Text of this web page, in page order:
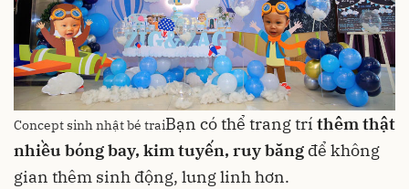
Concept sinh nhật bé traiBạn có thể trang trí thêm thật
nhiều bóng bay, kim tuyến, ruy băng để không
gian thêm sinh động, lung linh hơn.